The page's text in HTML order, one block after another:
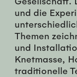
und die
Themen
und
Knetmasse,
traditionelle